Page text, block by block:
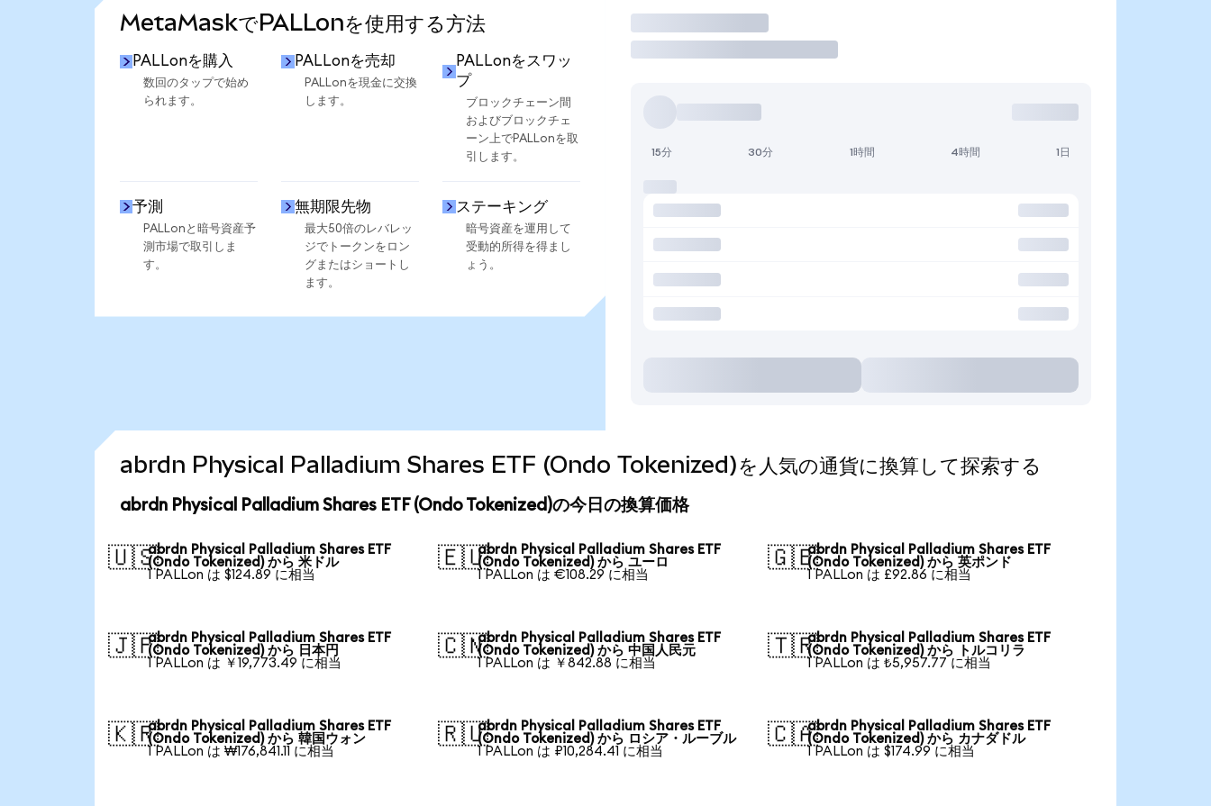
MetaMaskでPALLonを使用する方法
PALLonを購入
数回のタップで始め
られます。
PALLonを売却
PALLonを現金に交換
します。
PALLonをスワッ
プ
ブロックチェーン間
およびブロックチェ
ーン上でPALLonを取
引します。
予測
PALLonと暗号資産予
測市場で取引しま
す。
無期限先物
最大50倍のレバレッ
ジでトークンをロン
グまたはショートし
ます。
ステーキング
暗号資産を運用して
受動的所得を得まし
ょう。
取引
15分 30分 1時間 4時間 1日
abrdn Physical Palladium Shares ETF (Ondo Tokenized)を人気の通貨に換算して探索する
abrdn Physical Palladium Shares ETF (Ondo Tokenized)の今日の換算価格
🇺🇸abrdn Physical Palladium Shares ETF
(Ondo Tokenized) から 米ドル
1 PALLon は $124.89 に相当
🇪🇺abrdn Physical Palladium Shares ETF
(Ondo Tokenized) から ユーロ
1 PALLon は €108.29 に相当
🇬🇧abrdn Physical Palladium Shares ETF
(Ondo Tokenized) から 英ポンド
1 PALLon は £92.86 に相当
🇯🇵abrdn Physical Palladium Shares ETF
(Ondo Tokenized) から 日本円
1 PALLon は ￥19,773.49 に相当
🇨🇳abrdn Physical Palladium Shares ETF
(Ondo Tokenized) から 中国人民元
1 PALLon は ￥842.88 に相当
🇹🇷abrdn Physical Palladium Shares ETF
(Ondo Tokenized) から トルコリラ
1 PALLon は ₺5,957.77 に相当
🇰🇷abrdn Physical Palladium Shares ETF
(Ondo Tokenized) から 韓国ウォン
1 PALLon は ₩176,841.11 に相当
🇷🇺abrdn Physical Palladium Shares ETF
(Ondo Tokenized) から ロシア・ルーブル
1 PALLon は ₽10,284.41 に相当
🇨🇦abrdn Physical Palladium Shares ETF
(Ondo Tokenized) から カナダドル
1 PALLon は $174.99 に相当